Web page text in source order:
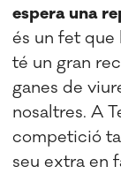
espera una
és un fet que
té un gran
ganes de
nosaltres. A
competició
seu extra en